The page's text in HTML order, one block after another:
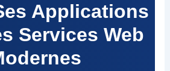
Applications
Services Web